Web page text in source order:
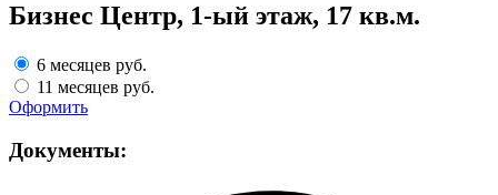
Бизнес Центр, 1-ый этаж, 17 кв.м.
6 месяцев руб.
11 месяцев руб.
Оформить
Документы: